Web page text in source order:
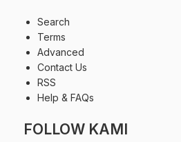
Search
Terms
Advanced
Contact Us
RSS
Help & FAQs
FOLLOW KAMI